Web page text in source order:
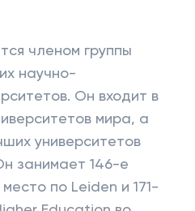
членом группы
научно-
Он входит в
мира, а
университетов
занимает 146-е
по Leiden и 171-